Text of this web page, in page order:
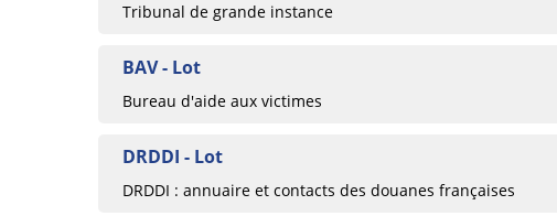
Tribunal de grande instance
BAV - Lot
Bureau d'aide aux victimes
DRDDI - Lot
DRDDI : annuaire et contacts des douanes françaises